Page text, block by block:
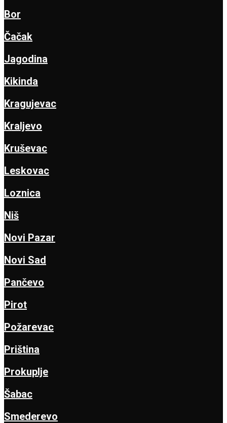
Bor
Čačak
Jagodina
Kikinda
Kragujevac
Kraljevo
Kruševac
Leskovac
Loznica
Niš
Novi Pazar
Novi Sad
Pančevo
Pirot
Požarevac
Priština
Prokuplje
Šabac
Smederevo